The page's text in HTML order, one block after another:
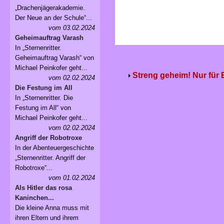
Streng geheim! Nur für
„Drachenjägerakademie.
Der Neue an der Schule“...
vom 03.02.2024
Geheimauftrag Varash
In „Sternenritter.
Geheimauftrag Varash“ von
Michael Peinkofer geht...
vom 02.02.2024
Die Festung im All
In „Sternenritter. Die
Festung im All“ von
Michael Peinkofer geht...
vom 02.02.2024
Angriff der Robotroxe
In der Abenteuergeschichte
„Sternenritter. Angriff der
Robotroxe“...
vom 01.02.2024
Als Hitler das rosa
Kaninchen...
Die kleine Anna muss mit
ihren Eltern und ihrem